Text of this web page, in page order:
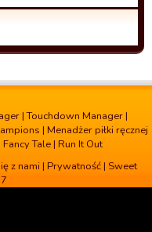
|Touchdown Manager |
| Menadżer piłki ręcznej
Fancy Tale | Run It Out
z nami | Prywatność | Sweet